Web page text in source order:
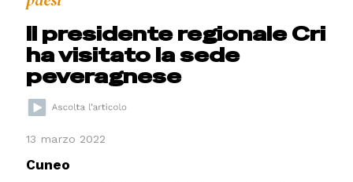
Il presidente regionale Cri
ha visitato la sede
peveragnese
13 marzo 2022
Cuneo